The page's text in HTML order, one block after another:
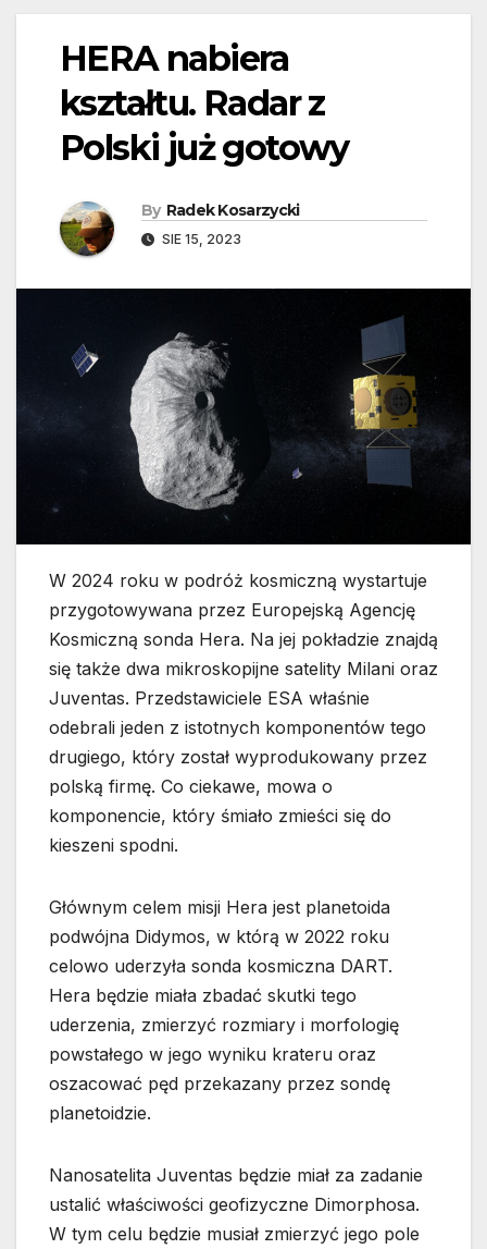
HERA nabiera
kształtu. Radar z
Polski już gotowy
By Radek Kosarzycki
SIE 15, 2023
W 2024 roku w podróż kosmiczną wystartuje
przygotowywana przez Europejską Agencję
Kosmiczną sonda Hera. Na jej pokładzie znajdą
się także dwa mikroskopijne satelity Milani oraz
Juventas. Przedstawiciele ESA właśnie
odebrali jeden z istotnych komponentów tego
drugiego, który został wyprodukowany przez
polską firmę. Co ciekawe, mowa o
komponencie, który śmiało zmieści się do
kieszeni spodni.
Głównym celem misji Hera jest planetoida
podwójna Didymos, w którą w 2022 roku
celowo uderzyła sonda kosmiczna DART.
Hera będzie miała zbadać skutki tego
uderzenia, zmierzyć rozmiary i morfologię
powstałego w jego wyniku krateru oraz
oszacować pęd przekazany przez sondę
planetoidzie.
Nanosatelita Juventas będzie miał za zadanie
ustalić właściwości geofizyczne Dimorphosa.
W tym celu będzie musiał zmierzyć jego pole